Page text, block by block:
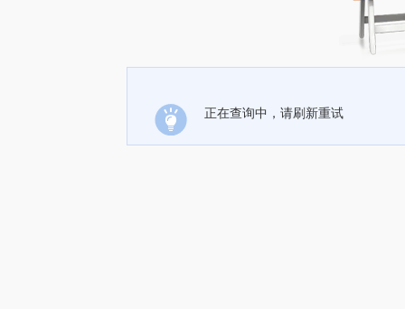
正在查询中，请刷新重试